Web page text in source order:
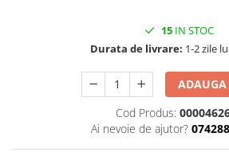
Module atasabile Arduino
Module Wireless
Senzori Arduino
pentru Arduino
Relee
15IN STOC
Durata de livrare: 1-2 zile
ADAUGA
Cod Produs:
Ai nevoie de ajutor?